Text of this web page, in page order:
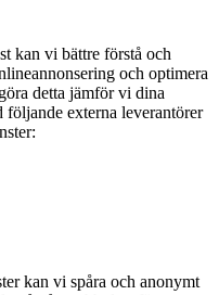
kan vi bättre förstå och
och optimera
detta jämför vi dina
externa leverantörer
kan vi spåra och anonymt